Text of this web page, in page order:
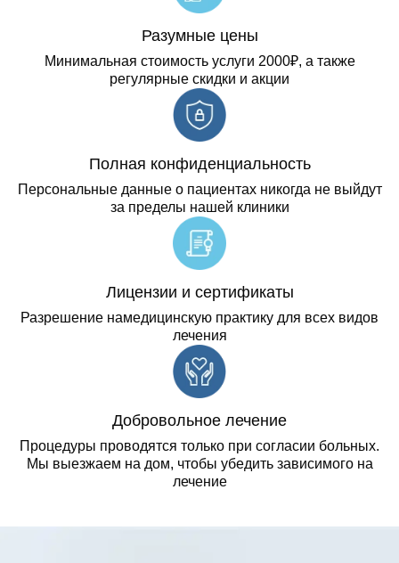
Разумные цены
Минимальная стоимость услуги 2000₽, а также
регулярные скидки и акции
Полная конфиденциальность
Персональные данные о пациентах никогда не выйдут
за пределы нашей клиники
Лицензии и сертификаты
Разрешение намедицинскую практику для всех видов
лечения
Добровольное лечение
Процедуры проводятся только при согласии больных.
Мы выезжаем на дом, чтобы убедить зависимого на
лечение